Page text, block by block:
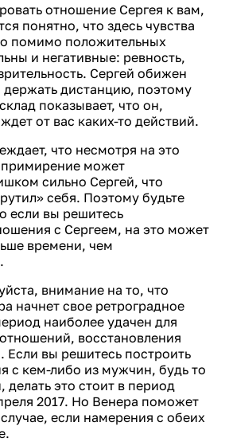
отношение Сергея к вам,
понятно, что здесь чувства
помимо положительных
и негативные: ревность,
Сергей обижен
держать дистанцию, поэтому
показывает, что он,
от вас каких-то действий.
что несмотря на это
может
сильно Сергей, что
себя. Поэтому будьте
если вы решитесь
с Сергеем, на это может
времени, чем
внимание на то, что
начнет свое ретроградное
наиболее удачен для
восстановления
Если вы решитесь построить
с кем-либо из мужчин, будь то
делать это стоит в период
2017. Но Венера поможет
если намерения с обеих